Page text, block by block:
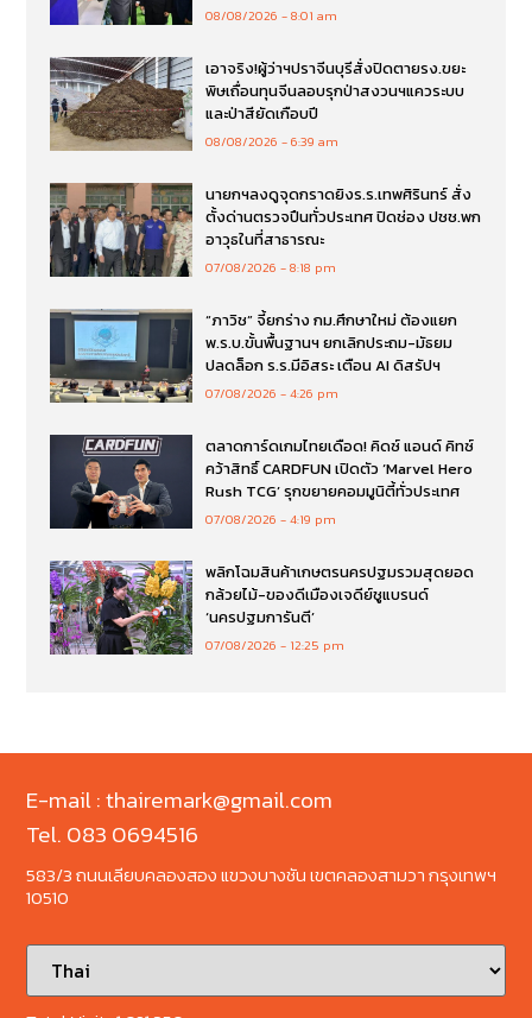
08/08/2026 8:01 am
เอาจริง!ผู้ว่าฯปราจีนบุรีสั่งปิดตายรง.ขยะ
พิษเถื่อนทุนจีนลอบรุกป่าสงวนฯแควระบบ
และป่าสียัดเกือบปี
08/08/2026 6:39 am
นายกฯลงดูจุดกราดยิงร.ร.เทพศิรินทร์ สั่ง
ตั้งด่านตรวจปืนทั่วประเทศ ปิดช่อง ปชช.พก
อาวุธในที่สาธารณะ
07/08/2026 8:18 pm
“ภาวิช” จี้ยกร่าง กม.ศึกษาใหม่ ต้องแยก
พ.ร.บ.ขั้นพื้นฐานฯ ยกเลิกประถม-มัธยม
ปลดล็อก ร.ร.มีอิสระ เตือน AI ดิสรัปฯ
07/08/2026 4:26 pm
ตลาดการ์ดเกมไทยเดือด! คิดซ์ แอนด์ คิทซ์
คว้าสิทธิ์ CARDFUN เปิดตัว ‘Marvel Hero
Rush TCG’ รุกขยายคอมมูนิตี้ทั่วประเทศ
07/08/2026 4:19 pm
พลิกโฉมสินค้าเกษตรนครปฐมรวมสุดยอด
กล้วยไม้-ของดีเมืองเจดีย์ชูแบรนด์
‘นครปฐมการันตี’
07/08/2026 12:25 pm
E-mail : thairemark@gmail.com
Tel. 083 0694516
583/3 ถนนเลียบคลองสอง แขวงบางชัน เขตคลองสามวา กรุงเทพฯ
10510